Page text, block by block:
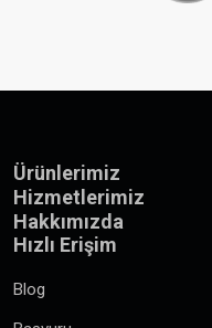
Ürünlerimiz
Hizmetlerimiz
Hakkımızda
Hızlı Erişim
Blog